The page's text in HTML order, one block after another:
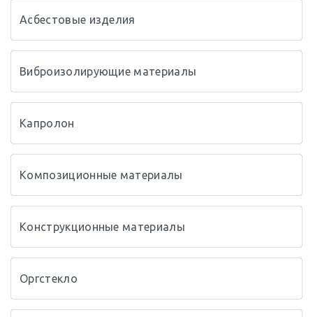
Асбестовые изделия
Виброизолирующие материалы
Капролон
Композиционные материалы
Конструкционные материалы
Оргстекло